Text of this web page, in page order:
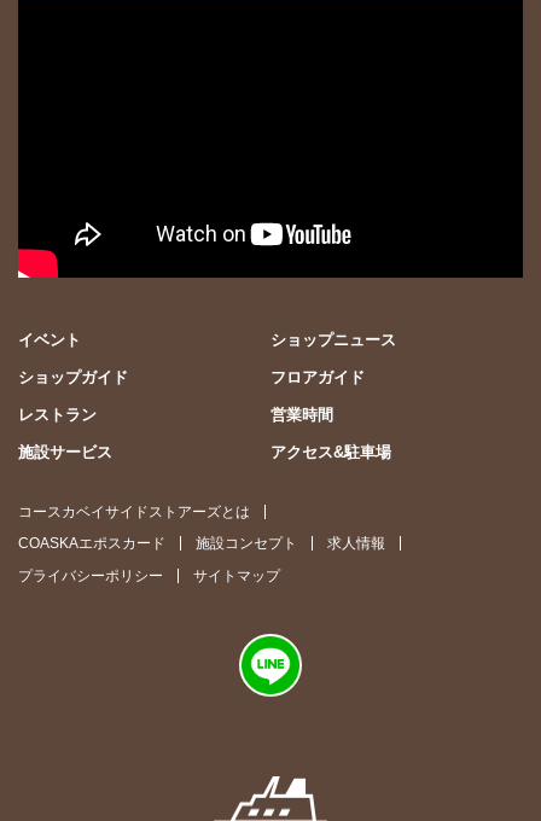
イベント ショップニュース
ショップガイド フロアガイド
レストラン 営業時間
施設サービス アクセス&駐車場
コースカベイサイドストアーズとは
COASKAエポスカード
施設コンセプト
求人情報
プライバシーポリシー
サイトマップ